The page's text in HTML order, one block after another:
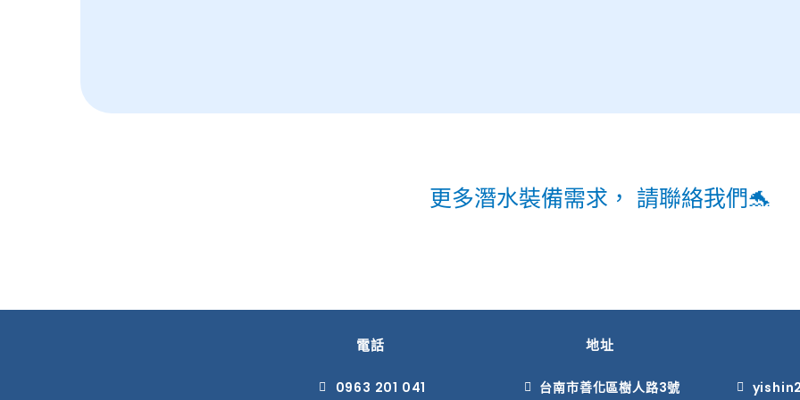
更多潛水裝備需求， 請聯絡我們🐬
電話
0963 201 041
地址
台南市善化區樹人路3號